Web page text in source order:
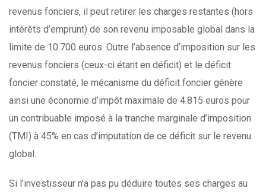
revenus fonciers, il peut retirer les charges restantes (hors
intérêts d’emprunt) de son revenu imposable global dans la
limite de 10.700 euros. Outre l’absence d’imposition sur les
revenus fonciers (ceux-ci étant en déficit) et le déficit
foncier constaté, le mécanisme du déficit foncier génère
ainsi une économie d’impôt maximale de 4.815 euros pour
un contribuable imposé à la tranche marginale d’imposition
(TMI) à 45% en cas d’imputation de ce déficit sur le revenu
global.
Si l’investisseur n’a pas pu déduire toutes ses charges au